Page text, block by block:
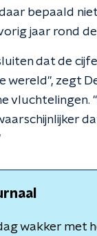
bepaald
jaar rond
dat de
wereld", zegt
wakker met